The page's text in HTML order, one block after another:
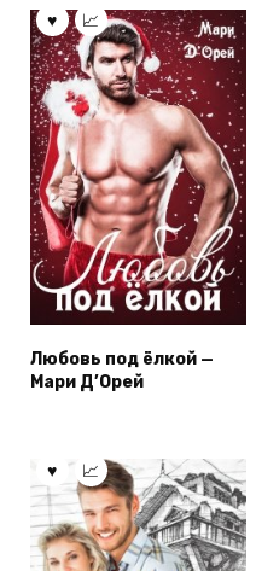
Любовь под ёлкой —
Мари Д’Орей